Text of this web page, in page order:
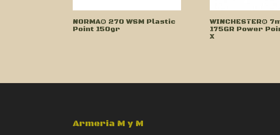
NORMA® 270 WSM Plastic
Point 150gr
WINCHESTER®
175GR Power
X
Armeria M y M